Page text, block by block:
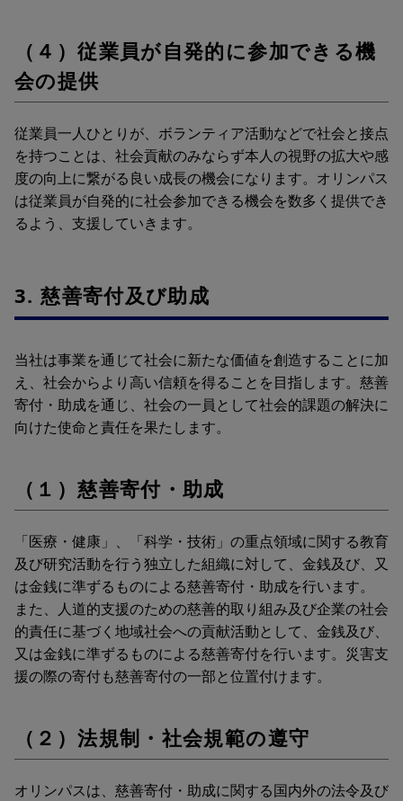
（４）従業員が自発的に参加できる機
会の提供
従業員一人ひとりが、ボランティア活動などで社会と接点
を持つことは、社会貢献のみならず本人の視野の拡大や感
度の向上に繋がる良い成長の機会になります。オリンパス
は従業員が自発的に社会参加できる機会を数多く提供でき
るよう、支援していきます。
3. 慈善寄付及び助成
当社は事業を通じて社会に新たな価値を創造することに加
え、社会からより高い信頼を得ることを目指します。慈善
寄付・助成を通じ、社会の一員として社会的課題の解決に
向けた使命と責任を果たします。
（１）慈善寄付・助成
「医療・健康」、「科学・技術」の重点領域に関する教育
及び研究活動を行う独立した組織に対して、金銭及び、又
は金銭に準ずるものによる慈善寄付・助成を行います。
また、人道的支援のための慈善的取り組み及び企業の社会
的責任に基づく地域社会への貢献活動として、金銭及び、
又は金銭に準ずるものによる慈善寄付を行います。災害支
援の際の寄付も慈善寄付の一部と位置付けます。
（２）法規制・社会規範の遵守
オリンパスは、慈善寄付・助成に関する国内外の法令及び